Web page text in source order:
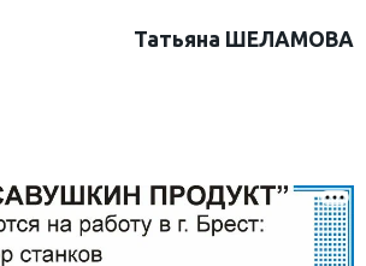
Татьяна ШЕЛАМОВА